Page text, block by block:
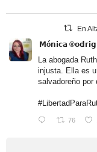
En
𝗠ó𝗻𝗶𝗰𝗮
La abogada
injusta. Ella es
salvadoreño por
76